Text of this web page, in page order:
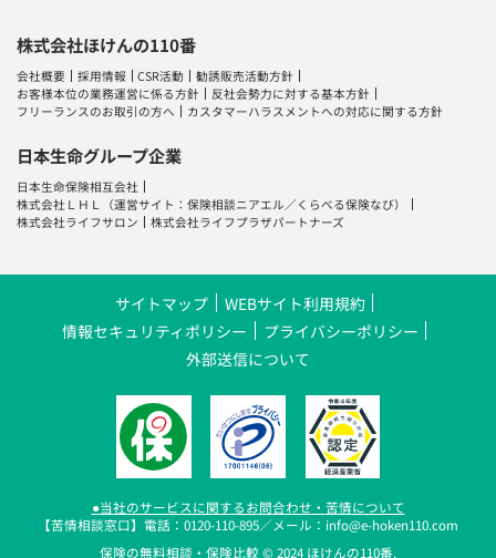
株式会社ほけんの110番
会社概要 採用情報 CSR活動
勧誘販売活動方針
お客様本位の業務運営に係る方針
反社会勢力に対する基本方針
フリーランスのお取引の方へ
カスタマーハラスメントへの対応に関する方針
日本生命グループ企業
日本生命保険相互会社
株式会社ＬＨＬ （運営サイト：保険相談ニアエル／ くらべる保険なび）
株式会社ライフサロン
株式会社ライフプラザパートナーズ
サイトマップ
WEBサイト利用規約
情報セキュリティポリシー
プライバシーポリシー
外部送信について
●当社のサービスに関するお問合わせ・苦情について
【苦情相談窓口】電話：0120-110-895／メール：info@e-hoken110.com
保険の無料相談・保険比較 © 2024 ほけんの110番.